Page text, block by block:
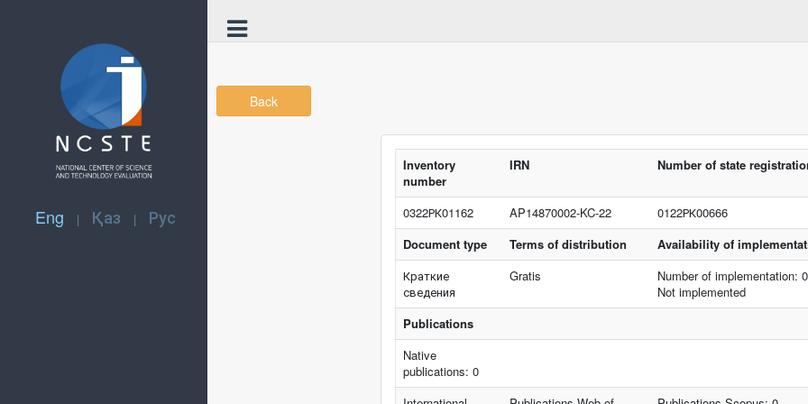
Eng | Қаз | Рус
Back
Inventory
number
IRN Number of state
0322РК01162 AP14870002-KC-22
0122РК00666
Document type
Terms of distribution
Availability of
Краткие
сведения
Gratis
Number of implementation: 0
Not implemented
Publications
Native
publications: 0